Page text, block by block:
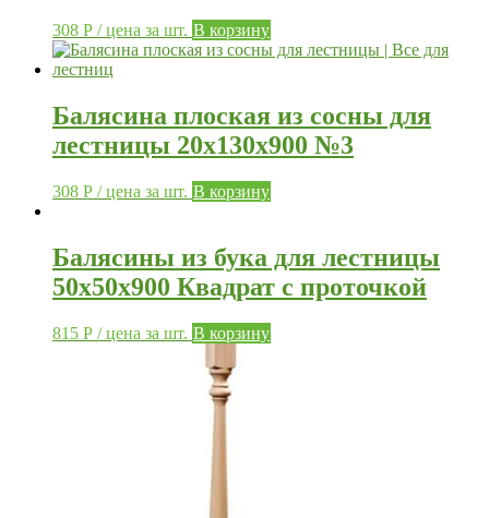
308 Р / цена за шт. В корзину
Балясина плоская из сосны для
лестницы 20х130х900 №3
308 Р / цена за шт. В корзину
Балясины из бука для лестницы
50х50х900 Квадрат с проточкой
815 Р / цена за шт. В корзину